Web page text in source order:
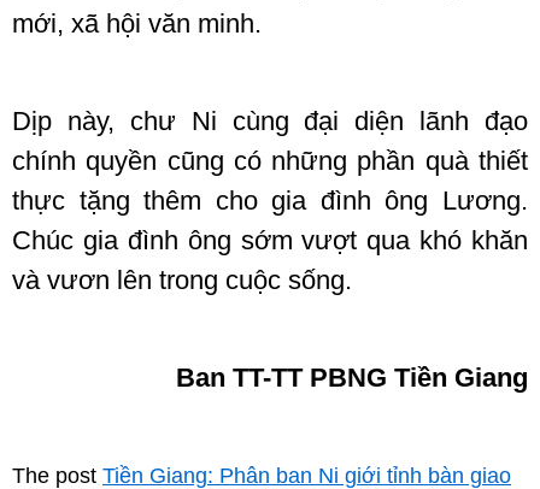
mới, xã hội văn minh.
Dịp này, chư Ni cùng đại diện lãnh đạo
chính quyền cũng có những phần quà thiết
thực tặng thêm cho gia đình ông Lương.
Chúc gia đình ông sớm vượt qua khó khăn
và vươn lên trong cuộc sống.
Ban TT-TT PBNG Tiền Giang
The post Tiền Giang: Phân ban Ni giới tỉnh bàn giao